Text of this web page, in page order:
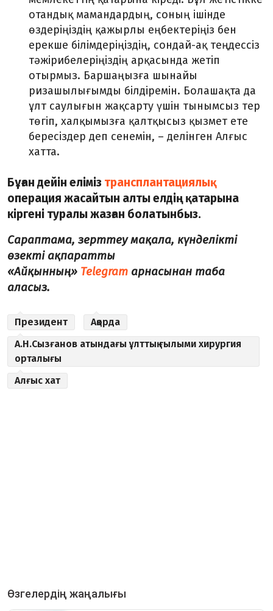
отандық мамандардың, соның ішінде
өздеріңіздің қажырлы еңбектеріңіз бен
ерекше білімдеріңіздің, сондай-ақ теңдессіз
тәжірибелеріңіздің арқасында жетіп
отырмыз. Баршаңызға шынайы
ризашылығымды білдіремін. Болашақта да
ұлт саулығын жақсарту үшін тынымсыз тер
төгіп, халқымызға қалтқысыз қызмет ете
бересіздер деп сенемін, – делінген Алғыс
хатта.
Бұған дейін еліміз трансплантациялық
операция жасайтын алты елдің қатарына
кіргені туралы жазған болатынбыз.
Сараптама, зерттеу мақала, күнделікті
өзекті ақпаратты
«Айқынның» Telegram арнасынан таба
аласыз.
Президент
Ақорда
А.Н.Сызғанов атындағы ұлттық ғылыми хирургия
орталығы
Алғыс хат